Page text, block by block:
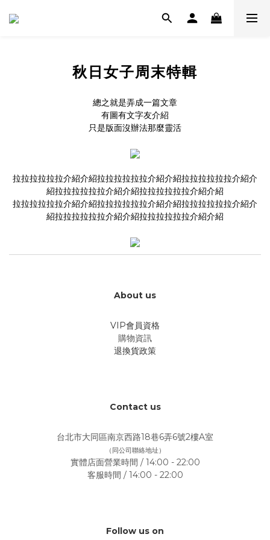
秋日女子周末特輯
總之就是弄成一篇文章
有圖有文字友介紹
只是版面沒辦法那麼靈活
拉拉拉拉拉拉介紹介紹拉拉拉拉拉拉介紹介紹拉拉拉拉拉拉介紹介
紹拉拉拉拉拉拉介紹介紹拉拉拉拉拉拉介紹介紹
拉拉拉拉拉拉介紹介紹拉拉拉拉拉拉介紹介紹拉拉拉拉拉拉介紹介
紹拉拉拉拉拉拉介紹介紹拉拉拉拉拉拉介紹介紹
About us
VIP會員資格
購物資訊
退換貨政策
Contact us
台北市大同區南京西路18巷6弄6號2樓A室
（同公司聯絡地址）
實體店面營業時間 / 14:00 - 22:00
客服時間 / 14:00 - 22:00
Follow us on